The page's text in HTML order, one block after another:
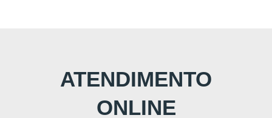
ATENDIMENTO
ONLINE